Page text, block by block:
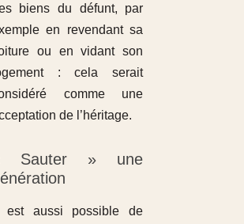
biens du défunt, par
en revendant sa
ou en vidant son
: cela serait
comme une
de l’héritage.
Sauter » une
est aussi possible de